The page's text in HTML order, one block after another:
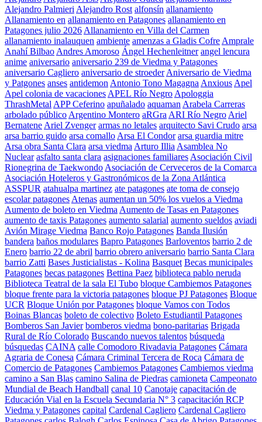
Alejandro Palmieri Alejandro Rost alfonsín allanamiento
Allanamiento en allanamiento en Patagones allanamiento en
Patagones julio 2026 Allanamiento en Villa del Carmen
allanamiento inalauquen ambiente amenzas a Gladis Cofre Amprale
Anahí Bilbao Andres Amoroso Ángel Hechenleitner angel lencura
anime aniversario aniversario 239 de Viedma y Patagones
aniversario Cagliero aniversario de stroeder Aniversario de Viedma
y Patgones anses antidemon Antonio Tono Magagna Anxious Apel
Apel colonia de vacaciones APEL Río Negro Apologgia
ThrashMetal APP Ceferino apuñalado aquaman Arabela Carreras
arbolado público Argentino Montero aRGra ARI Río Negro Ariel
Bernatene Ariel Zvenger armas no letales arquitecto Savi Crudo arsa
arsa barrio guido arsa comallo Arsa El Condor arsa guardia mitre
Arsa obra Santa Clara arsa viedma Arturo Illia Asamblea No
Nuclear asfalto santa clara asignaciones familiares Asociación Civil
Rionegrina de Taekwondo Asociación de Cerveceros de la Comarca
Asociación Hoteleros y Gastronómicos de la Zona Atlántica
ASSPUR atahualpa martinez ate patagones ate toma de consejo
escolar patagones Atenas aumentan un 50% los vuelos a Viedma
Aumento de boleto en Viedma Aumento de Tasas en Patagones
aumento de taxis Patagones aumento salarial aumento sueldos aviadi
Avión Mirage Viedma Banco Rojo Patagones Banda Ilusión
bandera baños modulares Bapro Patagones Barloventos barrio 2 de
Enero barrio 22 de abril barrio obrero aniversario barrio Santa Clara
barrio Zatti Bases Justicialistas - Kolina Basquet Becas municipales
Patagones becas patagones Bettina Paez biblioteca pablo neruda
Biblioteca Teatral de la sala El Tubo bloque Cambiemos Patagones
bloque frente para la victoria patagones bloque PJ Patagones Bloque
UCR Bloque Unión por Patagones bloque Vamos con Todos
Boinas Blancas boleto de colectivo Boleto Estudiantil Patagones
Bomberos San Javier bomberos viedma bono-paritarias Brigada
Rural de Río Colorado Buscando nuevos talentos búsqueda
búsquedas CAINA calle Comodoro Rivadavia Patagones Cámara
Agraria de Conesa Cámara Criminal Tercera de Roca Cámara de
Comercio de Patagones Cambiemos Patagones Cambiemos viedma
camino a San Blas camino Salina de Piedras camioneta Campeonato
Mundial de Beach Handball canal 10 Canotaje capacitación de
Educación Vial en la Escuela Secundaria N° 3 capacitación RCP
Viedma y Patagones capital Cardenal Cagliero Cardenal Cagliero